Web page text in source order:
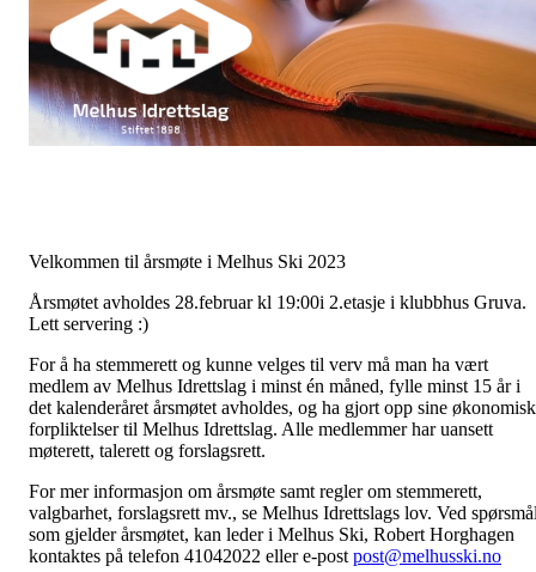
Velkommen til årsmøte i Melhus Ski 2023
Årsmøtet avholdes 28.februar kl 19:00i 2.etasje i klubbhus Gruva.
Lett servering :)
For å ha stemmerett og kunne velges til verv må man ha vært
medlem av Melhus Idrettslag i minst én måned, fylle minst 15 år i
det kalenderåret årsmøtet avholdes, og ha gjort opp sine
forpliktelser til Melhus Idrettslag. Alle medlemmer har uansett
møterett, talerett og forslagsrett.
For mer informasjon om årsmøte samt regler om stemmerett,
valgbarhet, forslagsrett mv., se Melhus Idrettslags lov. Ved
som gjelder årsmøtet, kan leder i Melhus Ski, Robert Horghagen
kontaktes på telefon 41042022 eller e-post post@melhusski.no